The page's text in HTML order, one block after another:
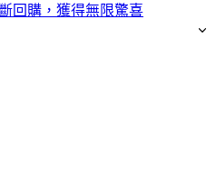
回購，獲得無限驚喜